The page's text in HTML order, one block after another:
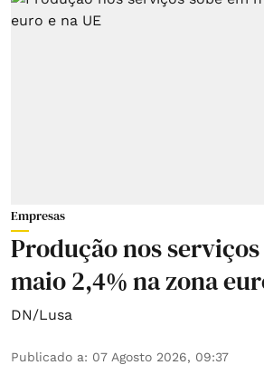
Empresas
Produção nos
maio 2,4% na zona
DN/Lusa
Publicado a: 07 Agosto 2026, 09:37